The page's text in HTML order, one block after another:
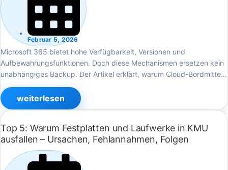
Februar 5, 2026
Microsoft 365 bietet hohe Verfügbarkeit, Versionen und
Aufbewahrungsfunktionen. Doch diese Mechanismen ersetzen kein
unabhängiges Backup. Der Artikel erklärt, warum Cloud-Bordmittel
im Ernstfall an Grenzen stoßen und weshalb Wiederherstellbarkeit
von Mandant, Konten und Zeitfenstern abhängt.
weiterlesen
Top 5: Warum Festplatten und Laufwerke in KMU
ausfallen – Ursachen, Fehlannahmen, Folgen